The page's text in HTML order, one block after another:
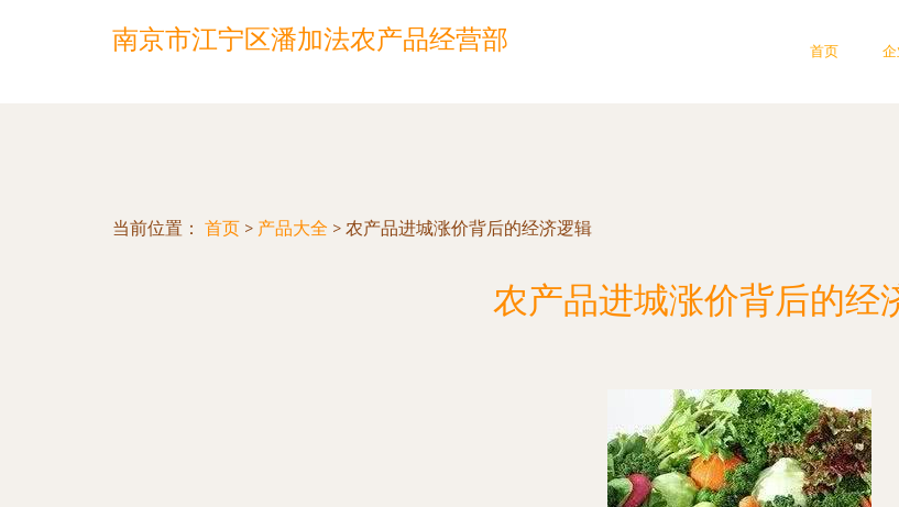
南京市江宁区潘加法农产品经营部 首页
当前位置： 首页 > 产品大全 > 农产品进城涨价背后的经济逻辑
农产品进城涨价背后的经